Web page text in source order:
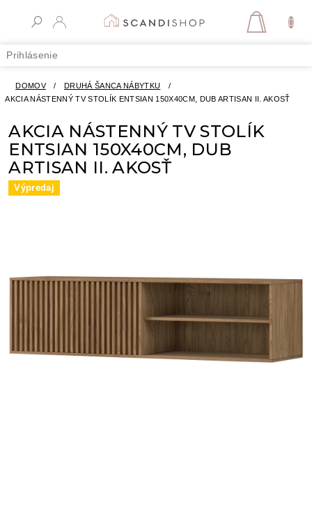
Prihlásenie
DOMOV / DRUHÁ ŠANCA NÁBYTKU
/
AKCIA NÁSTENNÝ TV STOLÍK ENTSIAN 150X40CM, DUB ARTISAN II. AKOSŤ
AKCIA NÁSTENNÝ TV STOLÍK
ENTSIAN 150X40CM, DUB
ARTISAN II. AKOSŤ
Výpredaj